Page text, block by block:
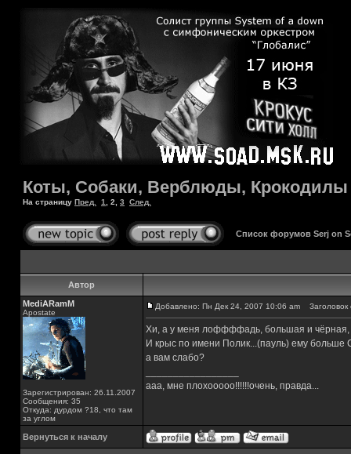
Коты, Собаки, Верблюды, Крокодилы
На страницу Пред. 1 2 3 След.
Список форумов Serj on
Автор
MediARamM
Apostate
Зарегистрирован: 26.11.2007
Сообщения: 35
Откуда: дурдом ?18, что там
за углом
Добавлено: Пн Дек 24, 2007 10:06 am Заголовок
Хи, а у меня лоффффадь, большая и чёрная,
И крыс по имени Полик...(пауль) ему больше
а вам слабо?
ааа, мне плохооооо!!!!!!очень, правда...
Вернуться к началу